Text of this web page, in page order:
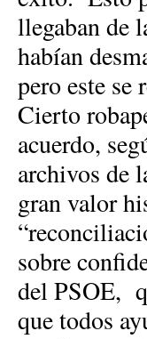
llegaban de
habían
pero este se
Cierto
acuerdo,
archivos de
gran valor
sobre
del PSOE,
que todos